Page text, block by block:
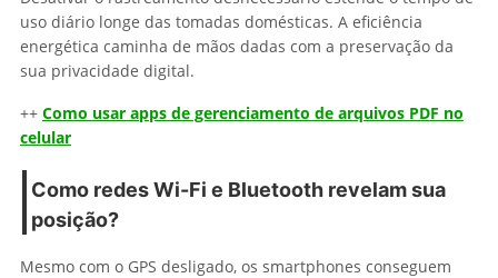
uso diário longe das tomadas domésticas. A eficiência
energética caminha de mãos dadas com a preservação da
sua privacidade digital.
++ Como usar apps de gerenciamento de arquivos PDF no
celular
Como redes Wi-Fi e Bluetooth revelam sua
posição?
Mesmo com o GPS desligado, os smartphones conseguem